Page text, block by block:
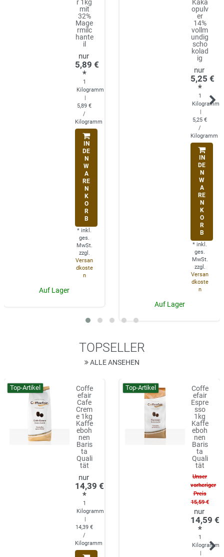
r 1kg
mit
32%
Mage
rmilc
hante
il
5,89 €
*
1
Kilogramm
|
5,89 €
/
Kilogramm
IN
DE
N
W
A
RE
N
K
O
R
B
* inkl.
ges.
MwSt.
zzgl.
Versan
dkoste
n
Auf Lager
Kaka
opulv
er
14%
vollm
undig
scho
kolad
ig
5,25 €
*
1
Kilogramm
|
5,25 €
/
Kilogramm
IN
DE
N
W
A
RE
N
K
O
R
B
* inkl.
ges.
MwSt.
zzgl.
Versan
dkoste
n
Auf Lager
TOPSELLER
ALLE ANSEHEN
Top-Artikel
Coffe
efair
Cafe
Crem
e 1kg
Kaffe
eboh
nen
Baris
ta
Quali
tät
14,39 €
*
1
Kilogramm
|
14,39 €
/
Kilogramm
Top-Artikel
Coffe
efair
Espre
sso
1kg
Kaffe
eboh
nen
Baris
ta
Quali
tät
Unser
vorheriger
Preis
15,59 €
14,59 €
*
1
Kilogramm
|